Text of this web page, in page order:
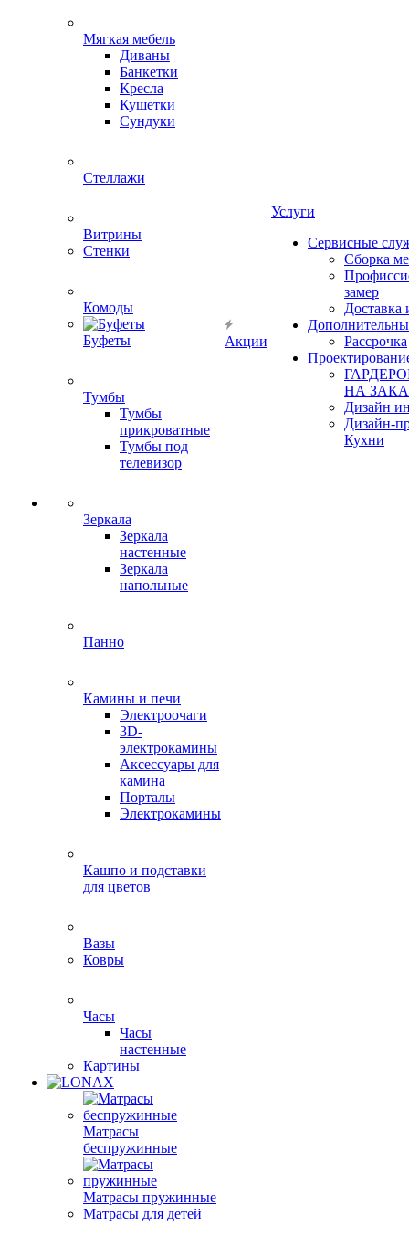
Мягкая мебель
Диваны
Банкетки
Кресла
Кушетки
Сундуки
Стеллажи
Витрины
Стенки
Комоды
Буфеты
Тумбы
Тумбы
прикроватные
Тумбы под
телевизор
Зеркала
Зеркала
настенные
Зеркала
напольные
Панно
Камины и печи
Электроочаги
3D-
электрокамины
Аксессуары для
камина
Порталы
Электрокамины
Кашпо и подставки
для цветов
Вазы
Ковры
Часы
Часы
настенные
Картины
Матрасы
беспружинные
Матрасы пружинные
Матрасы для детей
Акции
Услуги
Сервисные
Сборка
замер
Доставка
Рассрочка
НА
Дизайн
Дизайн-
Кухни